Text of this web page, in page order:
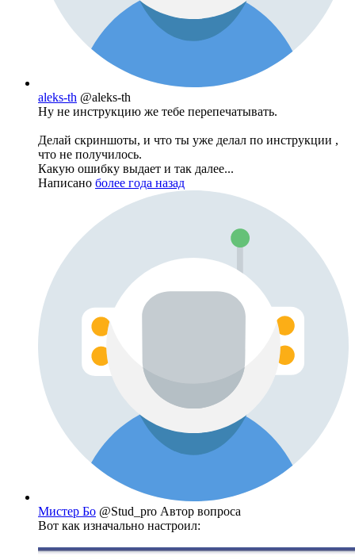
aleks-th @aleks-th
Ну не инструкцию же тебе перепечатывать.
Делай скриншоты, и что ты уже делал по инструкции ,
что не получилось.
Какую ошибку выдает и так далее...
Написано более года назад
Мистер Бо @Stud_pro Автор вопроса
Вот как изначально настроил: